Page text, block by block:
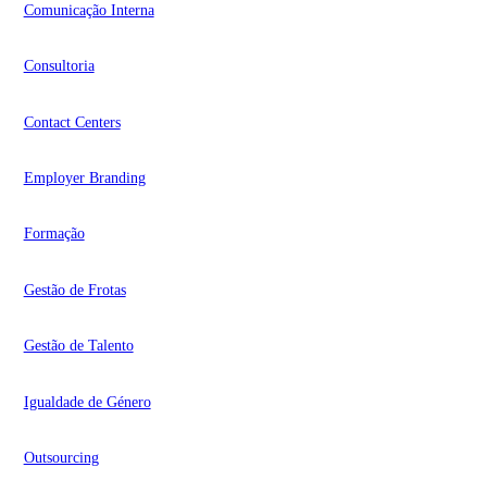
Comunicação Interna
Consultoria
Contact Centers
Employer Branding
Formação
Gestão de Frotas
Gestão de Talento
Igualdade de Género
Outsourcing